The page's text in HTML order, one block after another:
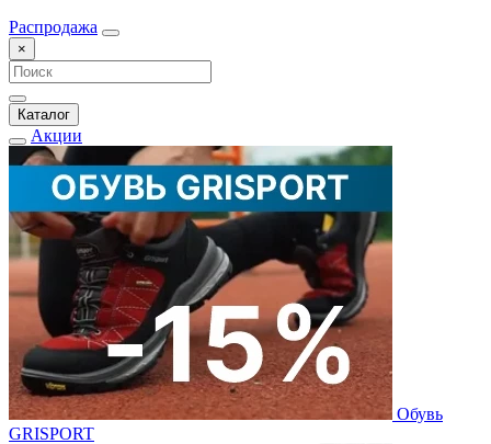
Распродажа
×
Каталог
Акции
Обувь
GRISPORT